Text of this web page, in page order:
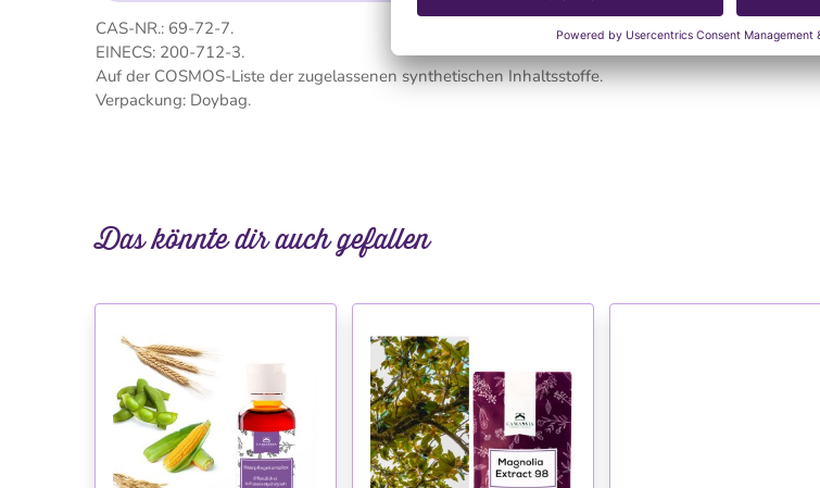
CAS-NR.: 69-72-7.
EINECS: 200-712-3.
Auf der COSMOS-Liste der zugelassenen synthetischen Inhaltsstoffe.
Verpackung: Doybag.
Das könnte dir auch gefallen